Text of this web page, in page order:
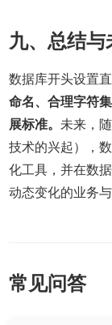
九、总结
数据库开头设置
命名、合理字符
展标准。 未来，
技术的兴起），
化工具，并在数
动态变化的业务
常见问答